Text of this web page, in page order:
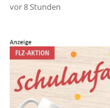
vor 8 Stunden